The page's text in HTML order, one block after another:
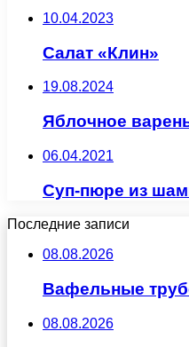
10.04.2023
Салат «Клин»
19.08.2024
Яблочное
06.04.2021
Суп-пюре из
Последние записи
08.08.2026
Вафельные
08.08.2026